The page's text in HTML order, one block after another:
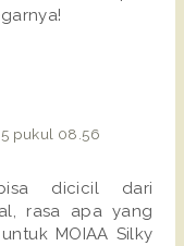
pukul 08.56
dicicil dari
rasa apa yang
MOIAA Silky